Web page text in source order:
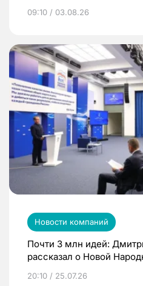
09:10 / 03.08.26
Новости компаний
Почти 3 млн идей:
рассказал о Новой
20:10 / 25.07.26